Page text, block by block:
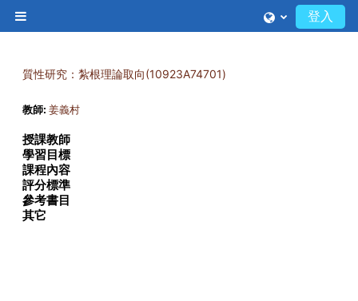
側板
登入
質性研究：紮根理論取向(10923A74701)
教師: 姜義村
授課教師
學習目標
課程內容
評分標準
參考書目
其它